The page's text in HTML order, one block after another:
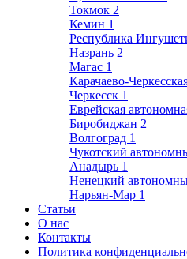
Токмок 2
Кемин 1
Республика
Назрань 2
Магас 1
Карачаево-
Черкесск 1
Еврейская
Биробиджан 2
Волгоград 1
Чукотский
Анадырь 1
Ненецкий
Нарьян-Мар 1
Статьи
О нас
Контакты
Политика